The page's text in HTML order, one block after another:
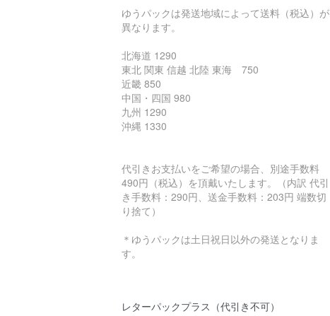
ゆうパックは発送地域によって送料（税込）が
異なります。
北海道 1290
東北 関東 信越 北陸 東海 750
近畿 850
中国・四国 980
九州 1290
沖縄 1330
代引きお支払いをご希望の場合、別途手数料
490円（税込）を頂戴いたします。（内訳 代引
き手数料：290円、送金手数料：203円 端数切
り捨て）
＊ゆうパックは土日祝日以外の発送となりま
す。
レターパックプラス（代引き不可）